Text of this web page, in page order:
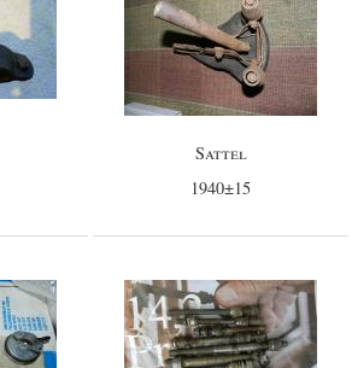
Sattel
1940±15